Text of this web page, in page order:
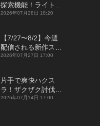
探索機能！ライトカ
ジュアルMMORPG
P】
2026年07月28日 18:20
【7/27〜8/2】今週
配信される新作スマ
ホゲームをまとめて
2026年07月27日 17:00
片手で爽快ハクス
ラ！ザクザク討伐し
て神装備を集める放
2026年07月14日 17:00